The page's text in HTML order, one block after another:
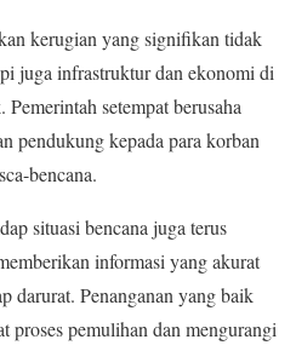
kerugian yang signifikan tidak
juga infrastruktur dan ekonomi di
setempat berusaha
pendukung kepada para korban
bencana.
situasi bencana juga terus
informasi yang akurat
darurat. Penanganan yang baik
proses pemulihan dan mengurangi